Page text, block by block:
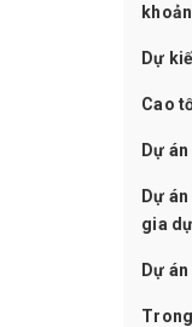
Dự
Cao
Dự
Dự
gia
Dự